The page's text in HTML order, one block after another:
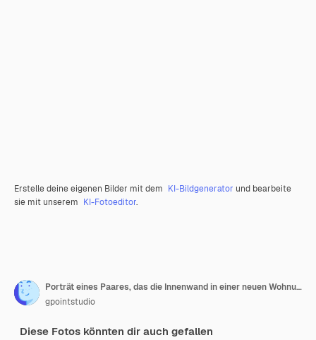
Erstelle deine eigenen Bilder mit dem KI-Bildgenerator und bearbeite
sie mit unserem KI-Fotoeditor.
Porträt eines Paares, das die Innenwand in einer neuen Wohnung malt
gpointstudio
Diese Fotos könnten dir auch gefallen